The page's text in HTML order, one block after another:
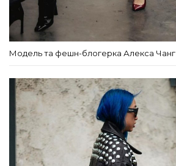
Модель та фешн-блогерка Алекса Чанг